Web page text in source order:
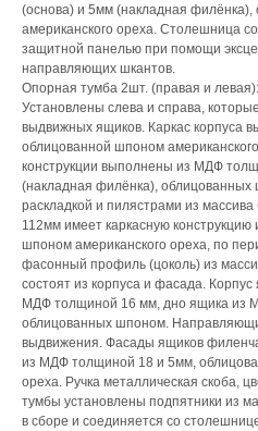
(основа) и 5мм (накладная
американского ореха. Столешница
защитной панелью при помощи
направляющих шкантов.
Опорная тумба 2шт. (правая и левая):
Установлены слева и справа,
выдвижных ящиков. Каркас корпуса
облицованной шпоном
конструкции выполнены из МДФ
(накладная филёнка), облицованных
раскладкой и пилястрами из
112мм имеет каркасную
шпоном американского ореха, по
фасонный профиль (цоколь) из
состоят из корпуса и фасада.
МДФ толщиной 16 мм, дно ящика из
облицованных шпоном.
выдвижения. Фасады ящиков
из МДФ толщиной 18 и 5мм,
ореха. Ручка металлическая скоба,
тумбы установлены подпятники из
в сборе и соединяется со